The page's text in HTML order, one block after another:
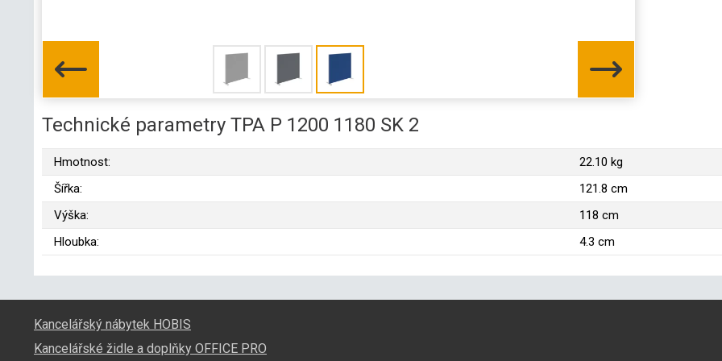
Technické parametry TPA P 1200 1180 SK 2
Hmotnost:
22.10 kg
Šířka:
121.8 cm
Výška:
118 cm
Hloubka:
4.3 cm
Kancelářský nábytek HOBIS
Kancelářské židle a doplňky OFFICE PRO